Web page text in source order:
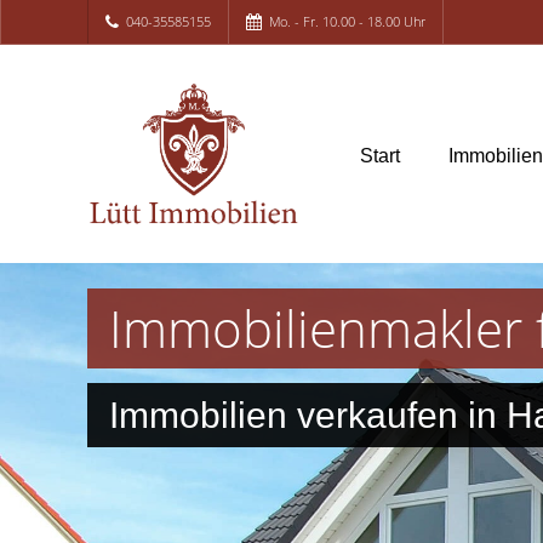
040-35585155 Mo. - Fr. 10.00 - 18.00 Uhr
Start
Immobilienmakler
Immobilien verkaufen in